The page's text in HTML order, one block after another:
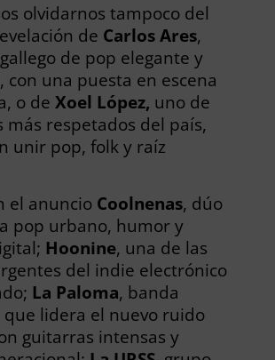
olvidarnos tampoco del
de Carlos Ares,
de pop elegante y
con una puesta en escena
o de Xoel López, uno de
más respetados del país,
unir pop, folk y raíz
el anuncio Coolnenas, dúo
pop urbano, humor y
Hoonine, una de las
del indie electrónico
La Paloma, banda
lidera el nuevo ruido
guitarras intensas y